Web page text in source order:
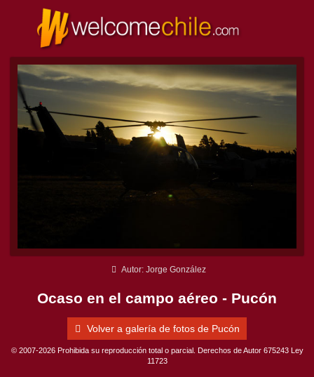
Autor: Jorge González
Ocaso en el campo aéreo - Pucón
Volver a galería de fotos de Pucón
© 2007-2026 Prohibida su reproducción total o parcial. Derechos de Autor 675243 Ley
11723